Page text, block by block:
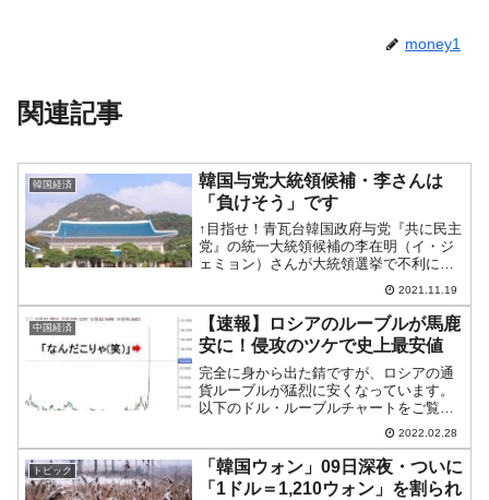
money1
関連記事
韓国経済
韓国与党大統領候補・李さんは
「負けそう」です
↑目指せ！青瓦台韓国政府与党『共に民主
党』の統一大統領候補の李在明（イ・ジ
ェミョン）さんが大統領選挙で不利にな
ってきています。いろんな世論調査が行
われており、結果はそれそれに違います
が、野党『国民の力』の尹錫悦（ユン・
ソギョル）候補への支持...
2021.11.19
中国経済
【速報】ロシアのルーブルが馬鹿
安に！侵攻のツケで史上最安値
完全に身から出た錆ですが、ロシアの通
貨ルーブルが猛烈に安くなっています。
以下のドル・ルーブルチャートをご覧く
ださい（チャートは『Investing.com』よ
り引用：以下同）。なんと一時「1ドル＝
109.1239ルーブル」までいきました。
現...
2022.02.28
トピック
「韓国ウォン」09日深夜・ついに
「1ドル＝1,210ウォン」を割られ